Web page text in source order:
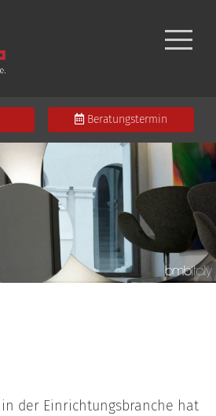
Beratungstermin
der Einrichtungsbranche hat